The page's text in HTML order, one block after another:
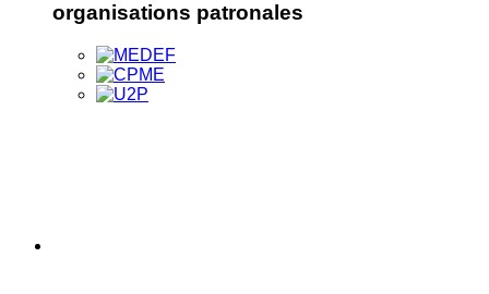
organisations patronales